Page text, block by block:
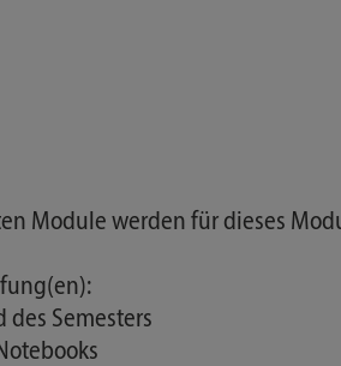
Module werden für dieses
Semesters